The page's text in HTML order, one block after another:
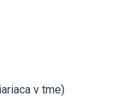
v tme)